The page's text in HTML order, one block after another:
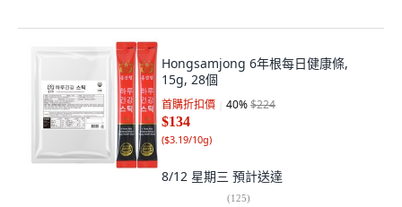
Hongsamjong 6年根每日健康條,
15g, 28個
首購折扣價 40%$224
$134
($3.19/10g)
8/12 星期三 預計送達
(125)